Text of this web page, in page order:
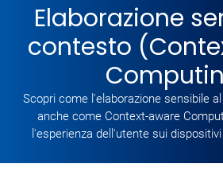
VPS
Server
Elaborazione
contesto
Scopri come l'elaborazione sensibile
anche come Context-aware
l'esperienza dell'utente sui